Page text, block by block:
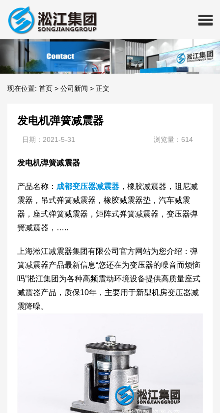
现在位置: 首页 > 公司新闻 > 正文
发电机弹簧减震器
日期：2021-5-31 浏览量：614
发电机弹簧减震器
产品名称： 成都变压器减震器 ，橡胶减震器，阻尼减
震器，吊式弹簧减震器，橡胶减震器垫，汽车减震
器，座式弹簧减震器，矩阵式弹簧减震器，变压器弹
簧减震器，…..
上海淞江减震器集团有限公司官方网站为您介绍：弹
簧减震器产品最新信息“您还在为变压器的噪音而烦恼
吗”淞江集团为各种高频震动环境设备提供高质量座式
减震器产品，质保10年，主要用于新型机房变压器减
震降噪。